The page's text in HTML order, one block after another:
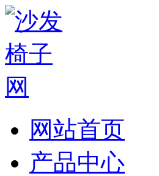
网站首页
产品中心